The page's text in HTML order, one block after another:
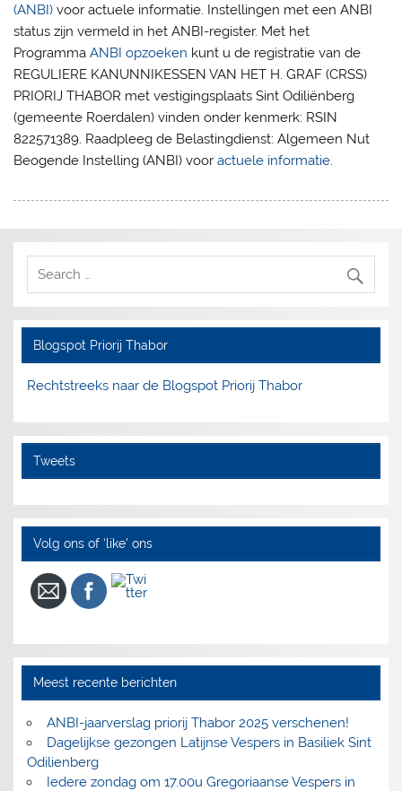
(ANBI) voor actuele informatie. Instellingen met een ANBI
status zijn vermeld in het ANBI-register. Met het
ProgrammaANBI opzoeken kunt u de registratie van de
REGULIERE KANUNNIKESSEN VAN HET H. GRAF (CRSS)
PRIORIJ THABOR met vestigingsplaats Sint Odiliënberg
(gemeente Roerdalen) vinden onder kenmerk: RSIN
822571389. Raadpleeg de Belastingdienst: Algemeen Nut
Beogende Instelling (ANBI) vooractuele informatie.
Blogspot Priorij Thabor
Rechtstreeks naar de Blogspot Priorij Thabor
Tweets
Volg ons of ‘like’ ons
Meest recente berichten
ANBI-jaarverslag priorij Thabor 2025 verschenen!
Dagelijkse gezongen Latijnse Vespers in Basiliek Sint
Odilienberg
Iedere zondag om 17.00u Gregoriaanse Vespers in